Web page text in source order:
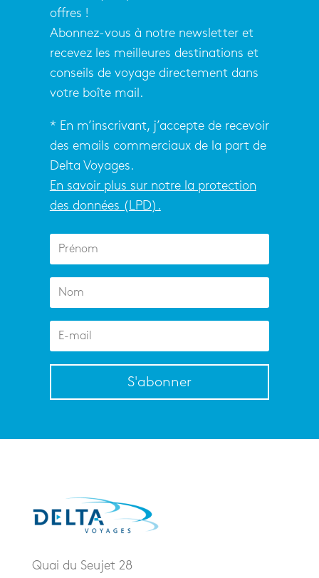
offres !
Abonnez-vous à notre newsletter et
recevez les meilleures destinations et
conseils de voyage directement dans
votre boîte mail.
* En m’inscrivant, j’accepte de recevoir
des emails commerciaux de la part de
Delta Voyages.
En savoir plus sur notre la protection
des données (LPD).
S'abonner
Quai du Seujet 28